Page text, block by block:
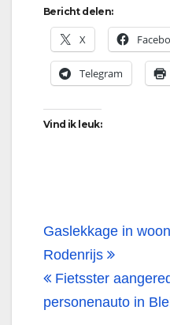
Bericht delen:
X
Telegram
Vind ik leuk:
Bericht
navigatie
Gaslekkage in
Rodenrijs
Fietsster
personenauto in